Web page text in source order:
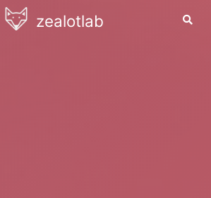
zealotlab